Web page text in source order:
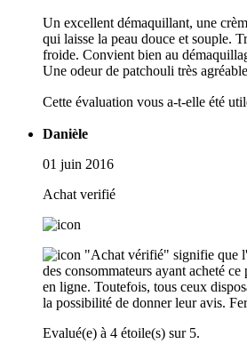
Un excellent démaquillant, une
qui laisse la peau douce et souple.
froide. Convient bien au
Une odeur de patchouli très
Cette évaluation vous a-t-elle été
Danièle
01 juin 2016
Achat verifié
"Achat vérifié" signifie que
des consommateurs ayant acheté
en ligne. Toutefois, tous ceux
la possibilité de donner leur avis.
Evalué(e) à 4 étoile(s) sur 5.